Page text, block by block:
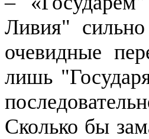
Ливия"
очевидные
лишь
Сколько бы